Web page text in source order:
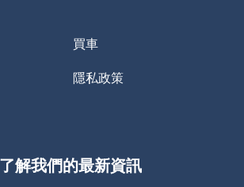
買車
隱私政策
解我們的最新資訊